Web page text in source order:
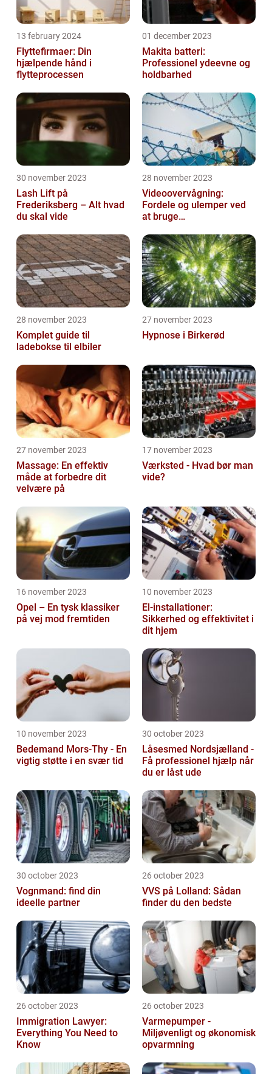
13 february 2024
Flyttefirmaer: Din
hjælpende hånd i
flytteprocessen
01 december 2023
Makita batteri:
Professionel ydeevne og
holdbarhed
30 november 2023
Lash Lift på
Frederiksberg – Alt hvad
du skal vide
28 november 2023
Videoovervågning:
Fordele og ulemper ved
at bruge
28 november 2023
Komplet guide til
ladebokse til elbiler
27 november 2023
Hypnose i Birkerød
27 november 2023
Massage: En effektiv
måde at forbedre dit
velvære på
17 november 2023
Værksted - Hvad bør man
vide?
16 november 2023
Opel – En tysk klassiker
på vej mod fremtiden
10 november 2023
El-installationer:
Sikkerhed og effektivitet i
dit hjem
10 november 2023
Bedemand Mors-Thy - En
vigtig støtte i en svær tid
30 october 2023
Låsesmed Nordsjælland -
Få professionel hjælp når
du er låst ude
30 october 2023
Vognmand: find din
ideelle partner
26 october 2023
VVS på Lolland: Sådan
finder du den bedste
26 october 2023
Immigration Lawyer:
Everything You Need to
Know
26 october 2023
Varmepumper -
Miljøvenligt og økonomisk
opvarmning